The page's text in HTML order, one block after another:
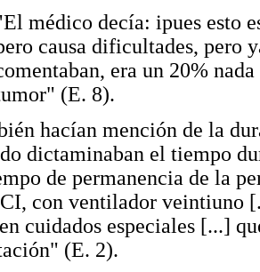
médico decía: ipues esto
causa dificultades, pero
era un 20%
(E. 8).
hacían mención de la
dictaminaban el tiempo
de permanencia de la
con ventilador veintiuno
cuidados especiales [...]
(E. 2).